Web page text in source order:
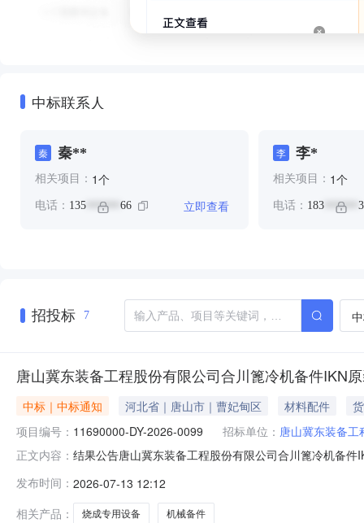
中标联系人
秦 秦**
相关项目： 1个
电话： 135 ****** 66 立即查看
李 李*
相关项目： 1个
电话： 183******
招投标 7
唐山冀东装备工程股份有限公司合川篦冷机备件IKN
中标｜中标通知 河北省｜唐山市｜曹妃甸区 材料配件
项目编号： 11690000-DY-2026-0099 招标单位： 唐山冀东装备
正文内容： 结果公告唐山冀东装备工程股份有限公司合川篦冷机备
下：序号物料类别中选单位1烧成专用设备及机械备件北
发布时间： 2026-07-13 12:12
相关产品：
烧成专用设备 机械备件